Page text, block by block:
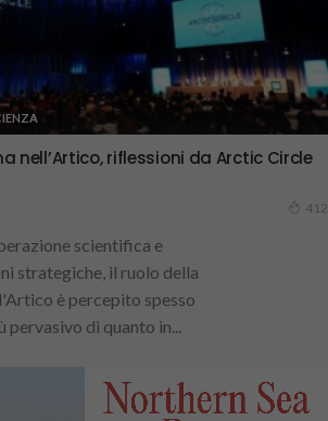
nell’Artico, riflessioni da Arctic Circle
412
scientifica e
strategiche, il ruolo della
è percepito spesso
pervasivo di quanto in...